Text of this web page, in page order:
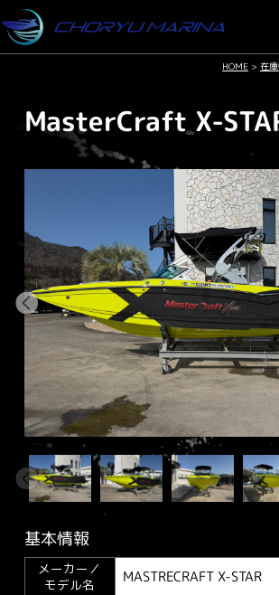
HOME > 在
MasterCraft X-
基本情報
メーカー／
モデル名
MASTRECRAFT X-STAR